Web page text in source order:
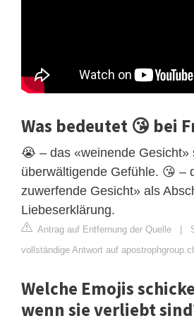
Was bedeutet 😘 bei
😭 – das «weinende Gesicht»
überwältigende Gefühle. 😘 –
zuwerfende Gesicht» als
Liebeserklärung.
Antrag auf Entfernung der Quelle |
vollständige Antwort auf
Welche Emojis
wenn sie verliebt